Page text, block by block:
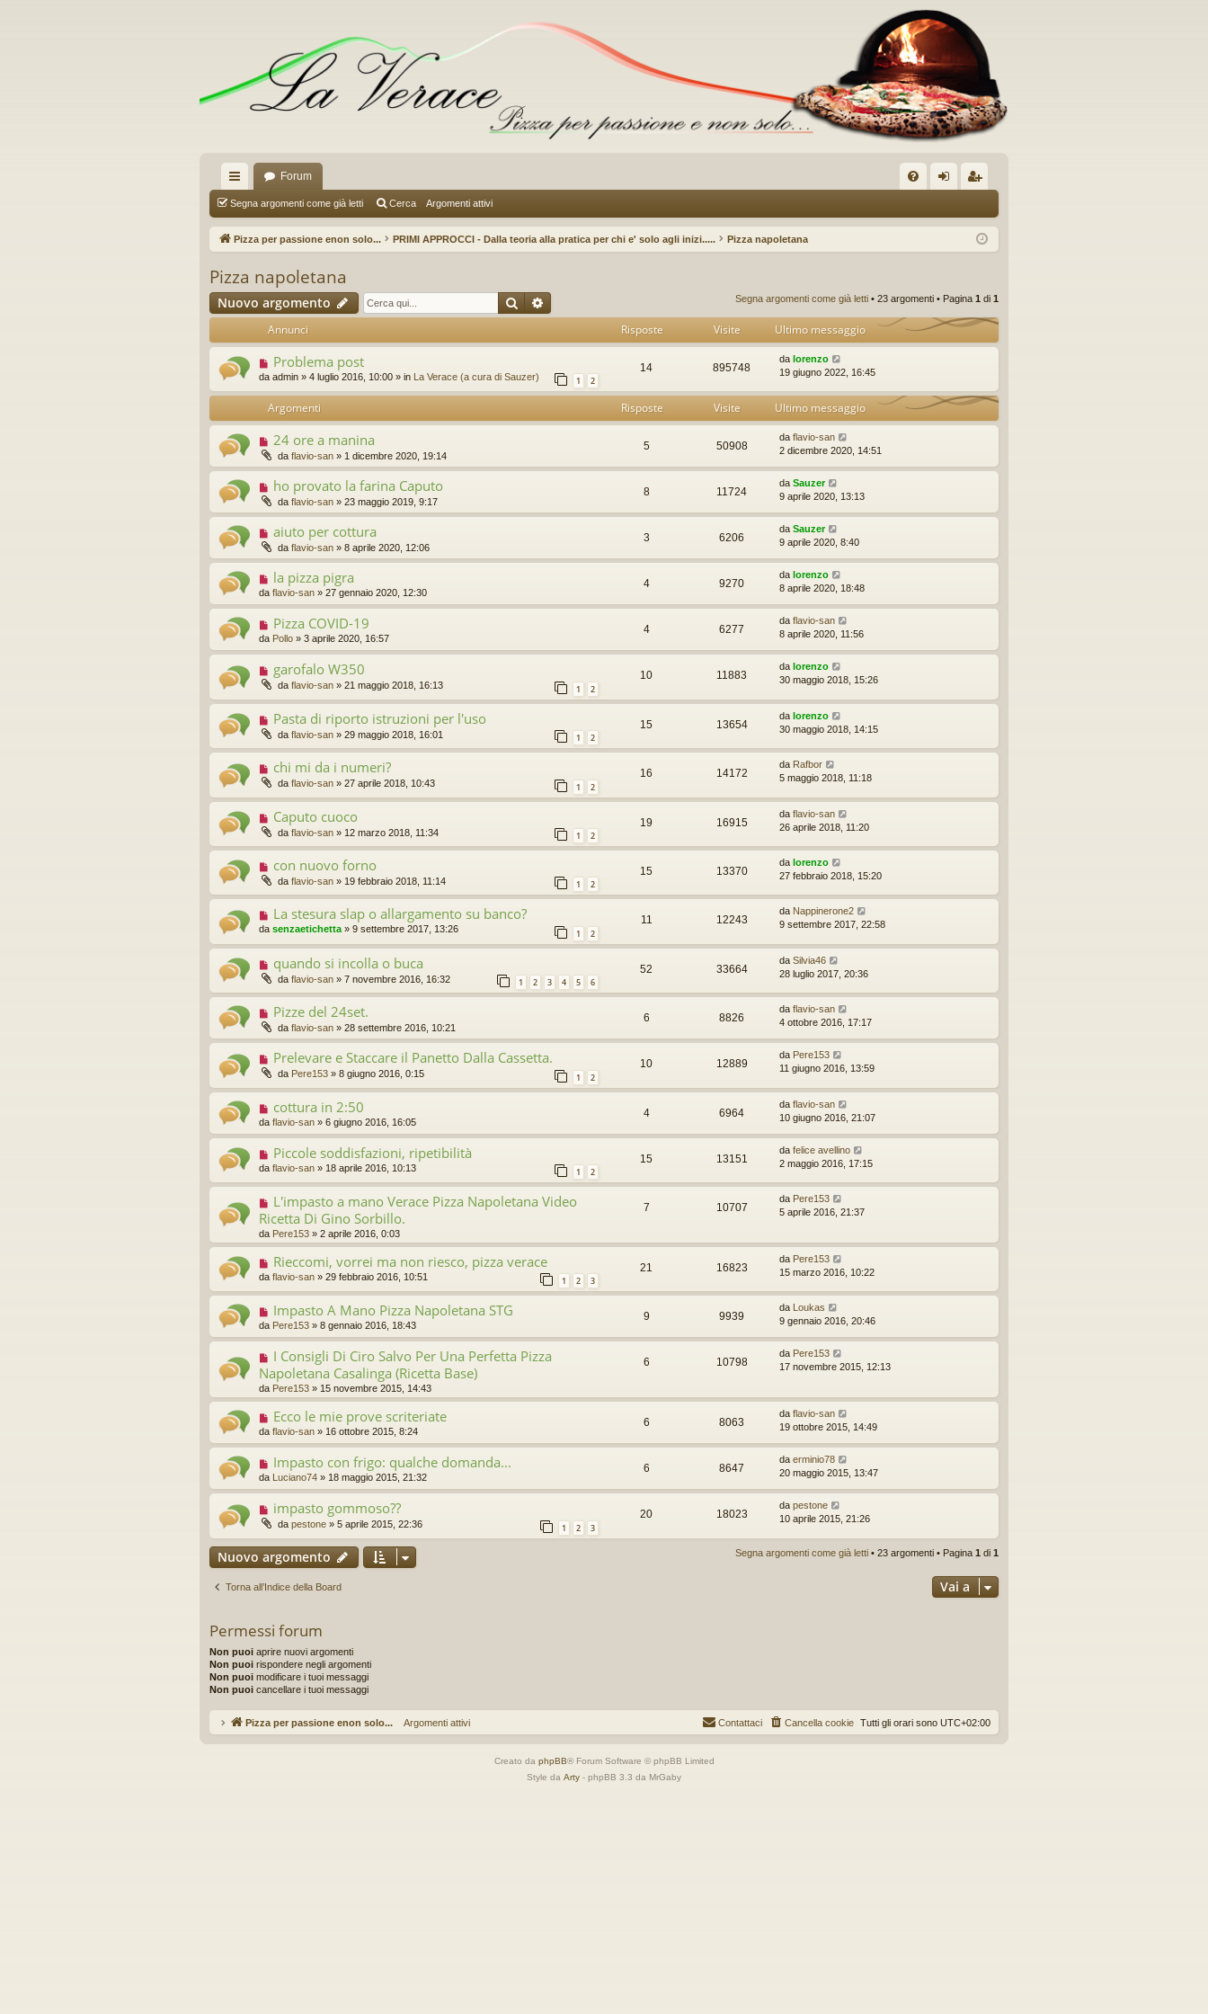
oll
eg
m
en
R
ap
idi
Forum
Q in riv
Segna argomenti come già letti Cerca Argomenti attivi
Pizza per passione enon solo... PRIMI APPROCCI - Dalla teoria alla pratica per chi e' solo agli inizi..... Pizza napoletana
Pizza napoletana
Nuovo argomento CercaRicerca avanzata Segna argomenti come già letti • 23 argomenti • Pagina 1 di 1
Annunci Risposte Visite Ultimo messaggio
Problema post
da admin » 4 luglio 2016, 10:00 » in La Verace (a cura di Sauzer) 1 2
14 895748
da lorenzo
19 giugno 2022, 16:45
Argomenti Risposte Visite Ultimo messaggio
24 ore a manina
da flavio-san » 1 dicembre 2020, 19:14
5 50908
da flavio-san
2 dicembre 2020, 14:51
ho provato la farina Caputo
da flavio-san » 23 maggio 2019, 9:17
8 11724
da Sauzer
9 aprile 2020, 13:13
aiuto per cottura
da flavio-san » 8 aprile 2020, 12:06
3 6206
da Sauzer
9 aprile 2020, 8:40
la pizza pigra
da flavio-san » 27 gennaio 2020, 12:30
4 9270
da lorenzo
8 aprile 2020, 18:48
Pizza COVID-19
da Pollo » 3 aprile 2020, 16:57
4 6277
da flavio-san
8 aprile 2020, 11:56
garofalo W350
da flavio-san » 21 maggio 2018, 16:13 1 2
10 11883
da lorenzo
30 maggio 2018, 15:26
Pasta di riporto istruzioni per l'uso
da flavio-san » 29 maggio 2018, 16:01 1 2
15 13654
da lorenzo
30 maggio 2018, 14:15
chi mi da i numeri?
da flavio-san » 27 aprile 2018, 10:43 1 2
16 14172
da Rafbor
5 maggio 2018, 11:18
Caputo cuoco
da flavio-san » 12 marzo 2018, 11:34 1 2
19 16915
da flavio-san
26 aprile 2018, 11:20
con nuovo forno
da flavio-san » 19 febbraio 2018, 11:14 1 2
15 13370
da lorenzo
27 febbraio 2018, 15:20
La stesura slap o allargamento su banco?
da senzaetichetta» 9 settembre 2017, 13:26 1 2
11 12243
da Nappinerone2
9 settembre 2017, 22:58
quando si incolla o buca
da flavio-san » 7 novembre 2016, 16:32 1 2 3 4 5 6
52 33664
da Silvia46
28 luglio 2017, 20:36
Pizze del 24set.
da flavio-san » 28 settembre 2016, 10:21
6 8826
da flavio-san
4 ottobre 2016, 17:17
Prelevare e Staccare il Panetto Dalla Cassetta.
da Pere153 » 8 giugno 2016, 0:15 1 2
10 12889
da Pere153
11 giugno 2016, 13:59
cottura in 2:50
da flavio-san » 6 giugno 2016, 16:05
4 6964
da flavio-san
10 giugno 2016, 21:07
Piccole soddisfazioni, ripetibilità
da flavio-san » 18 aprile 2016, 10:13 1 2
15 13151
da felice avellino
2 maggio 2016, 17:15
L'impasto a mano Verace Pizza Napoletana Video
Ricetta Di Gino Sorbillo.
da Pere153 » 2 aprile 2016, 0:03
7 10707
da Pere153
5 aprile 2016, 21:37
Rieccomi, vorrei ma non riesco, pizza verace
da flavio-san » 29 febbraio 2016, 10:51 1 2 3
21 16823
da Pere153
15 marzo 2016, 10:22
Impasto A Mano Pizza Napoletana STG
da Pere153 » 8 gennaio 2016, 18:43
9 9939
da
Loukas
9 gennaio 2016, 20:46
I Consigli Di Ciro Salvo Per Una Perfetta Pizza
Napoletana Casalinga (Ricetta Base)
da Pere153 » 15 novembre 2015, 14:43
6 10798
da Pere153
17 novembre 2015, 12:13
Ecco le mie prove scriteriate
da flavio-san » 16 ottobre 2015, 8:24
6 8063
da flavio-san
19 ottobre 2015, 14:49
Impasto con frigo: qualche domanda...
da Luciano74 » 18 maggio 2015, 21:32
6 8647
da erminio78
20 maggio 2015, 13:47
impasto gommoso??
da pestone » 5 aprile 2015, 22:36 1 2 3
20 18023
da pestone
10 aprile 2015, 21:26
Nuovo argomento Segna argomenti come già letti • 23 argomenti • Pagina 1 di 1
Torna all’Indice della Board Vai a
Permessi forum
Non puoi aprire nuovi argomenti
Non puoi rispondere negli argomenti
Non puoi modificare i tuoi messaggi
Non puoi cancellare i tuoi messaggi
Argomenti attivi
Pizza per passione enon solo... Tutti gli orari sono UTC+02:00
Cancella cookie
Contattaci
Creato da phpBB® Forum Software © phpBB Limited
Style da Arty - phpBB 3.3 da MrGaby